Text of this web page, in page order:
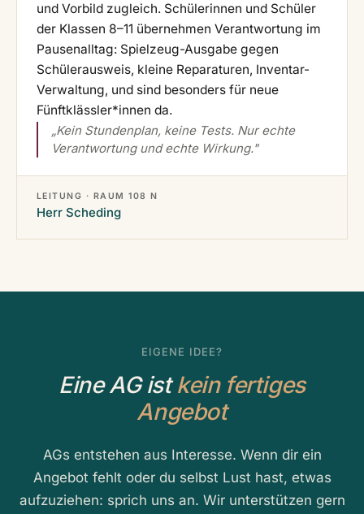
und Vorbild zugleich. Schülerinnen und Schüler
der Klassen 8–11 übernehmen Verantwortung im
Pausenalltag: Spielzeug-Ausgabe gegen
Schülerausweis, kleine Reparaturen, Inventar-
Verwaltung, und sind besonders für neue
Fünftklässler*innen da.
„Kein Stundenplan, keine Tests. Nur echte
Verantwortung und echte Wirkung."
LEITUNG · RAUM 108 N
Herr Scheding
EIGENE IDEE?
Eine AG istkein fertiges
Angebot
AGs entstehen aus Interesse. Wenn dir ein
Angebot fehlt oder du selbst Lust hast, etwas
aufzuziehen: sprich uns an. Wir unterstützen gern